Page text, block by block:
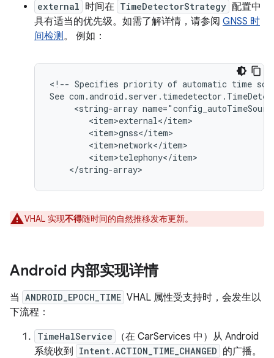
external 时间在 TimeDetectorStrategy 配置中
具有适当的优先级。如需了解详情，请参阅 GNSS 时
间检测。 例如：
<!-- Specifies priority of automatic time
See
<string-array
        <item>external</item>
        <item>gnss</item>
        <item>network</item>
        <item>telephony</item>
    </string-array>
VHAL 实现不得随时间的自然推移发布更新。
Android 内部实现详情
当 ANDROID_EPOCH_TIME VHAL 属性受支持时，会发生以
下流程：
TimeHalService
（在 CarServices 中）从 Android
系统收到
Intent.ACTION_TIME_CHANGED 的广播。